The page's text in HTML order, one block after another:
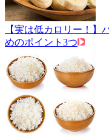
【実は低カロリー！】
めのポイント3つ